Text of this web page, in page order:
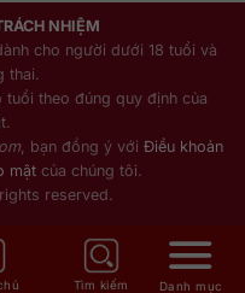
NHIỆM
cho người dưới 18 tuổi và
thai.
tuổi theo đúng quy định của
, bạn đồng ý với Điều khoản
mậtcủa chúng tôi.
reserved.
Tìm kiếm Danh mục